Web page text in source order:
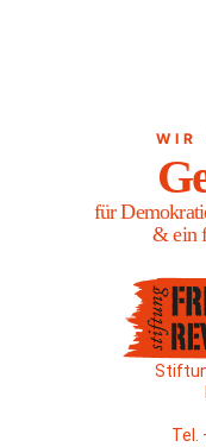
WIR
für
& ein
Tel.